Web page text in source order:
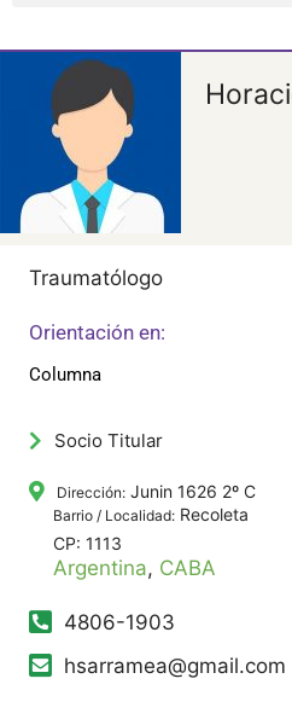
Traumatólogo
Orientación en:
Columna
Socio Titular
Dirección: Junin 1626 2º C
Barrio / Localidad: Recoleta
CP: 1113
Argentina, CABA
4806-1903
hsarramea@gmail.com